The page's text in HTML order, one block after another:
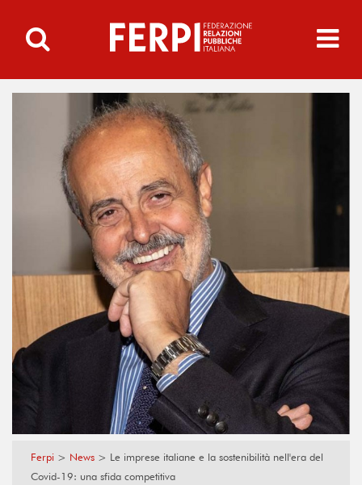
Ferpi > News > Le imprese italiane e la sostenibilità nell'era del
Covid-19: una sfida competitiva